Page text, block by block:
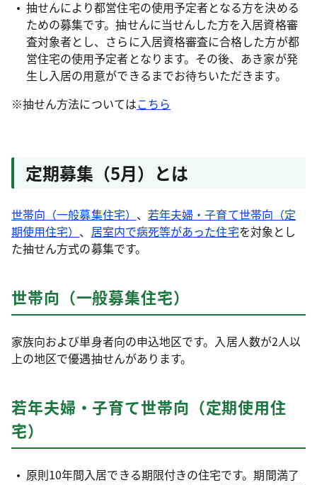
抽せんにより都営住宅の使用予定者となる方を決める
ための募集です。抽せんに当せんした方を入居資格審
査対象者とし、さらに入居資格審査に合格した方が都
営住宅の使用予定者となります。その後、あき家が発
生し入居の用意ができるまでお待ちいただきます。
※抽せん方法についてはこちら
定期募集（5月）とは
世帯向（一般募集住宅） 、 若年夫婦・子育て世帯向（定
期使用住宅） 、 居室内で病死等があった住宅を対象とし
た抽せん方式の募集です。
世帯向（一般募集住宅）
家族向および単身者向の申込地区です。入居人数が2人以
上の地区で優遇抽せんがあります。
若年夫婦・子育て世帯向（定期使用住
宅）
原則10年間入居できる期限付きの住宅です。期間満了